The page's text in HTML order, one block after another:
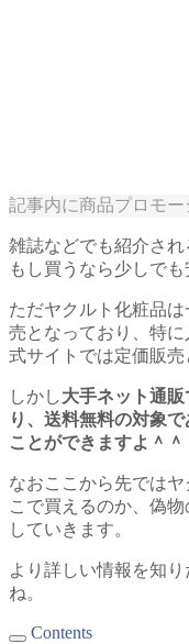
記事内に商品プロモ
雑誌などでも紹介され
もし買うなら少しでも
ただヤクルト化粧品
売となっており、特
式サイトでは定価販売
しかし大手ネット通
り、送料無料の対象
ことができますよ＾＾
なおここから先では
こで買えるのか、偽
していきます。
より詳しい情報を知
ね。
Contents